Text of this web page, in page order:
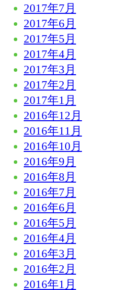
2017年7月
2017年6月
2017年5月
2017年4月
2017年3月
2017年2月
2017年1月
2016年12月
2016年11月
2016年10月
2016年9月
2016年8月
2016年7月
2016年6月
2016年5月
2016年4月
2016年3月
2016年2月
2016年1月